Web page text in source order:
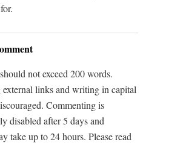
not exceed 200 words.
external links and writing in capital
Commenting is
disabled after 5 days and
take up to 24 hours. Please read